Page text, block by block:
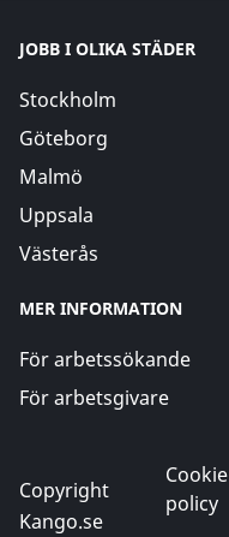
JOBB I OLIKA STÄDER
Stockholm
Göteborg
Malmö
Uppsala
Västerås
MER INFORMATION
För arbetssökande
För arbetsgivare
Copyright
Kango.se
Cookie
policy